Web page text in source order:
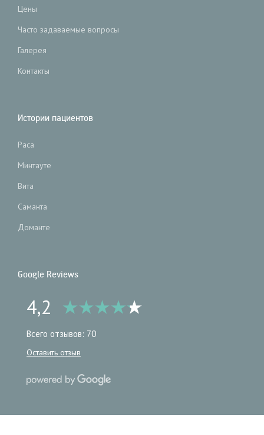
Цены
Часто задаваемые вопросы
Галерея
Контакты
Истории пациентов
Раса
Минтауте
Вита
Саманта
Доманте
Google Reviews
4,2
Всего отзывов: 70
Оставить отзыв